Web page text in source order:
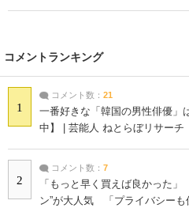
コメントランキング
1
コメント数： 21
一番好きな「韓国の男性俳優」
中】 | 芸能人 ねとらぼリサーチ
2
コメント数： 7
「もっと早く買えば良かった
ン”が大人気 「プライバシーも